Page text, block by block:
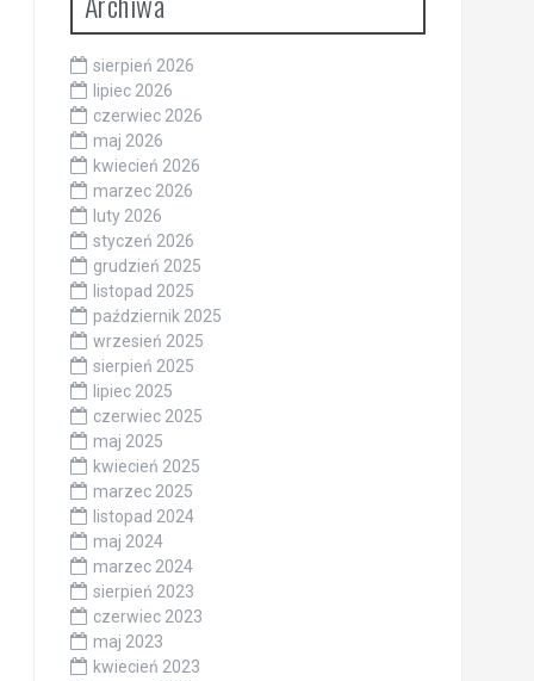
sierpień 2026
lipiec 2026
czerwiec 2026
maj 2026
kwiecień 2026
marzec 2026
luty 2026
styczeń 2026
grudzień 2025
listopad 2025
październik 2025
wrzesień 2025
sierpień 2025
lipiec 2025
czerwiec 2025
maj 2025
kwiecień 2025
marzec 2025
listopad 2024
maj 2024
marzec 2024
sierpień 2023
czerwiec 2023
maj 2023
kwiecień 2023